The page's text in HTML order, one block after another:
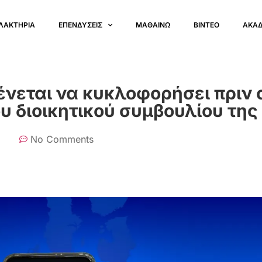
ΕΠΕΝΔΥΣΕΙΣ ΜΑΘΑΙΝΩ ΒΙΝΤΕΟ
να κυκλοφορήσει πριν
συμβουλίου
No Comments